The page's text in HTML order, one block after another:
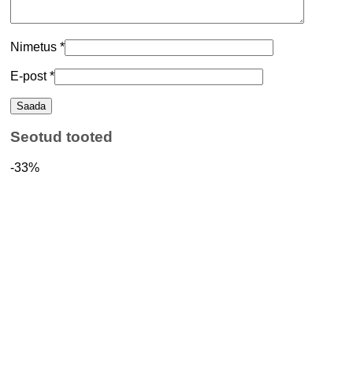
Nimetus *
E-post*
Seotud tooted
-33%